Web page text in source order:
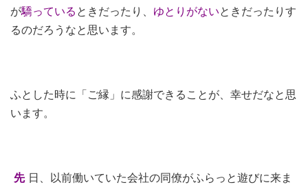
が驕っている ときだったり、 ゆとりがないときだったりす
るのだろうなと思います。
ふとした時に「ご縁」に感謝できることが、幸せだなと思
います。
先 日、以前働いていた会社の同僚がふらっと遊びに来ま